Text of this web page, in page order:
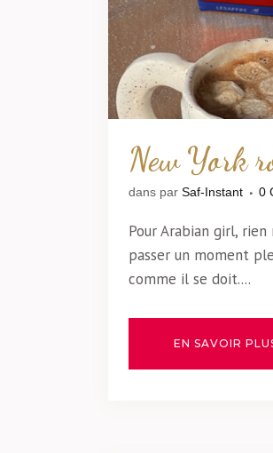
New York
dans par Saf-Instant 0
Pour Arabian girl,
passer un moment
comme il se doit....
EN SAVOIR